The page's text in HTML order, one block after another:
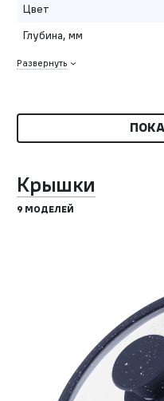
Цвет
Глубина, мм
Развернуть
Крышки
9 МОДЕЛЕЙ